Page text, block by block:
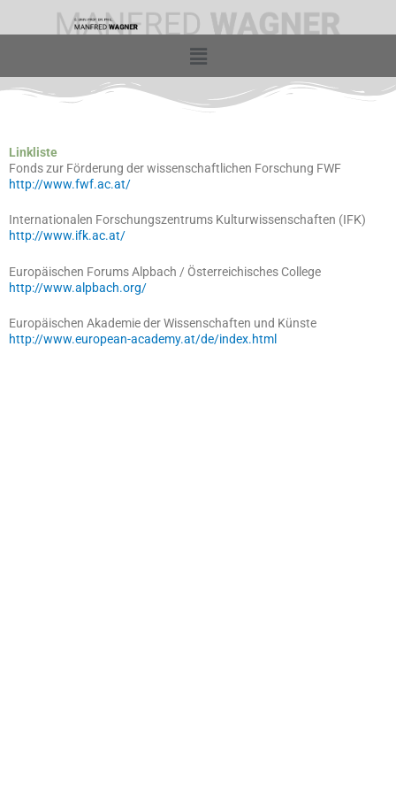
springen
Menü
Linkliste
Fonds zur Förderung der wissenschaftlichen Forschung FWF
http://www.fwf.ac.at/
Internationalen Forschungszentrums Kulturwissenschaften (IFK)
http://www.ifk.ac.at/
Europäischen Forums Alpbach / Österreichisches College
http://www.alpbach.org/
Europäischen Akademie der Wissenschaften und Künste
http://www.european-academy.at/de/index.html